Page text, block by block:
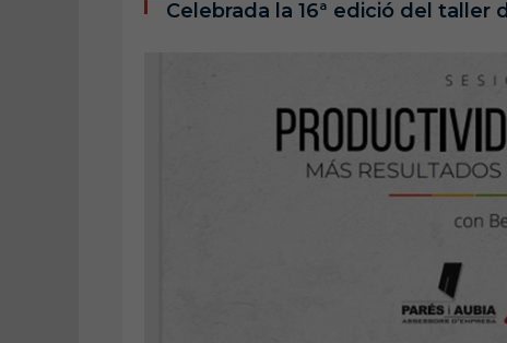
Celebrada la 16ª edició del taller